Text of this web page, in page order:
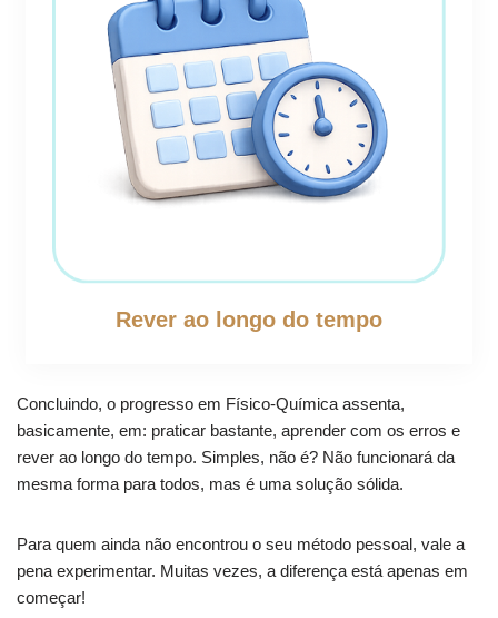
Rever ao longo do tempo
Concluindo, o progresso em Físico‑Química assenta,
basicamente, em: praticar bastante, aprender com os erros e
rever ao longo do tempo. Simples, não é? Não funcionará da
mesma forma para todos, mas é uma solução sólida.
Para quem ainda não encontrou o seu método pessoal, vale a
pena experimentar. Muitas vezes, a diferença está apenas em
começar!